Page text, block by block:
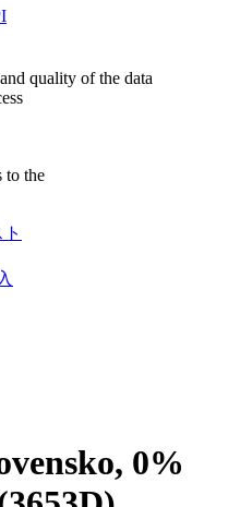
quality of the data
to the
0%